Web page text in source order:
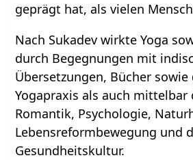
geprägt hat, als vielen
Nach Sukadev wirkte Yoga
durch Begegnungen mit
Übersetzungen, Bücher
Yogapraxis als auch mittelbar
Romantik, Psychologie,
Lebensreformbewegung und
Gesundheitskultur.